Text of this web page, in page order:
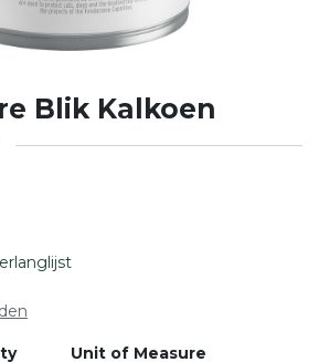
Blik Kalkoen
Unit of Measure